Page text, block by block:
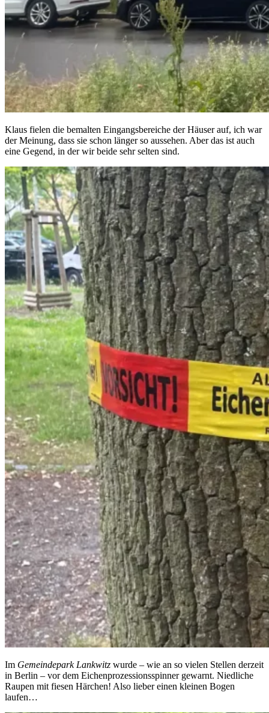
Klaus fielen die bemalten Eingangsbereiche der Häuser auf, ich war
der Meinung, dass sie schon länger so aussehen. Aber das ist auch
eine Gegend, in der wir beide sehr selten sind.
Im Gemeindepark Lankwitz wurde – wie an so vielen Stellen derzeit
in Berlin – vor dem Eichenprozessionsspinner gewarnt. Niedliche
Raupen mit fiesen Härchen! Also lieber einen kleinen Bogen
laufen…